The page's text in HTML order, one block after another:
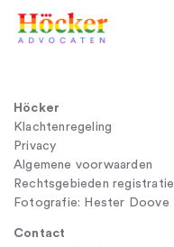
Höcker
Klachtenregeling
Privacy
Algemene voorwaarden
Rechtsgebieden registratie
Fotografie: Hester Doove
Contact